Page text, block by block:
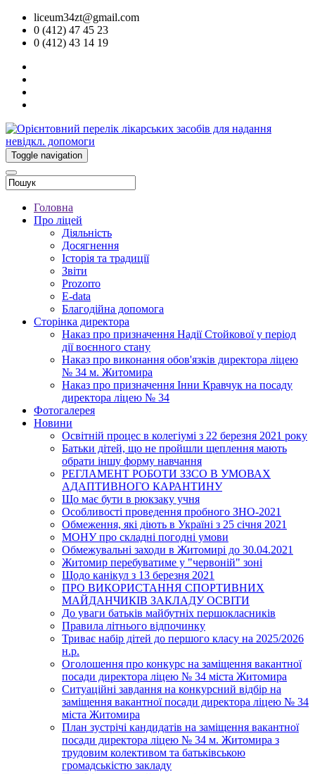
liceum34zt@gmail.com
0 (412) 47 45 23
0 (412) 43 14 19
Toggle navigation
Головна
Про ліцей
Діяльність
Досягнення
Історія та традиції
Звіти
Prozorro
E-data
Благодійна допомога
Сторінка директора
Наказ про призначення Надії Стойкової у період
дії воєнного стану
Наказ про виконання обов'язків директора ліцею
№ 34 м. Житомира
Наказ про призначення Інни Кравчук на посаду
директора ліцею № 34
Фотогалерея
Новини
Освітній процес в колегіумі з 22 березня 2021 року
Батьки дітей, що не пройшли щеплення мають
обрати іншу форму навчання
РЕГЛАМЕНТ РОБОТИ ЗЗСО В УМОВАХ
АДАПТИВНОГО КАРАНТИНУ
Що має бути в рюкзаку учня
Особливості проведення пробного ЗНО-2021
Обмеження, які діють в Україні з 25 січня 2021
МОНУ про складні погодні умови
Обмежувальні заходи в Житомирі до 30.04.2021
Житомир перебуватиме у "червоній" зоні
Щодо канікул з 13 березня 2021
ПРО ВИКОРИСТАННЯ СПОРТИВНИХ
МАЙДАНЧИКІВ ЗАКЛАДУ ОСВІТИ
До уваги батьків майбутніх першокласників
Правила літнього відпочинку
Триває набір дітей до першого класу на 2025/2026
н.р.
Оголошення про конкурс на заміщення вакантної
посади директора ліцею № 34 міста Житомира
Ситуаційні завдання на конкурсний відбір на
заміщення вакантної посади директора ліцею № 34
міста Житомира
План зустрічі кандидатів на заміщення вакантної
посади директора ліцею № 34 м. Житомира з
трудовим колективом та батьківською
громадськістю закладу